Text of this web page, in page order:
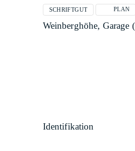
SCHRIFTGUT PLAN
Weinberghöhe,
Identifikation